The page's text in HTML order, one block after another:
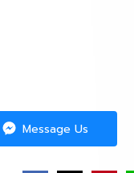
Message Us